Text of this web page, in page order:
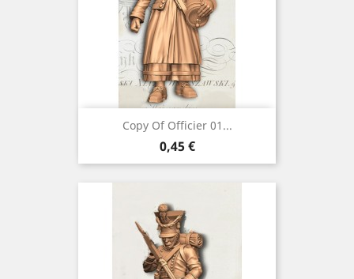
Copy Of Officier 01...
Preço
0,45 €